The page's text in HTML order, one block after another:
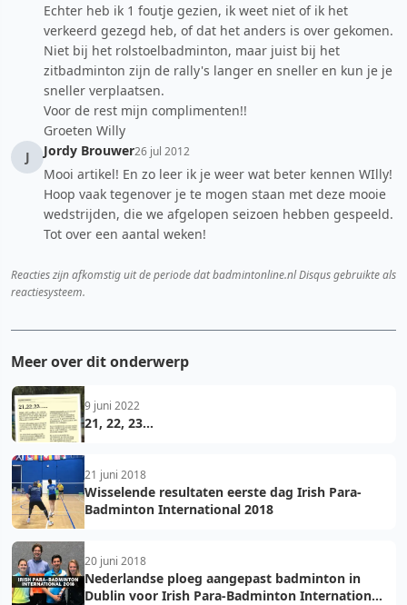
Echter heb ik 1 foutje gezien, ik weet niet of ik het
verkeerd gezegd heb, of dat het anders is over gekomen.
Niet bij het rolstoelbadminton, maar juist bij het
zitbadminton zijn de rally's langer en sneller en kun je je
sneller verplaatsen.
Voor de rest mijn complimenten!!
Groeten Willy
J
Jordy Brouwer26 jul 2012
Mooi artikel! En zo leer ik je weer wat beter kennen WIlly!
Hoop vaak tegenover je te mogen staan met deze mooie
wedstrijden, die we afgelopen seizoen hebben gespeeld.
Tot over een aantal weken!
Reacties zijn afkomstig uit de periode dat badmintonline.nl Disqus gebruikte als
reactiesysteem.
Meer over dit onderwerp
9 juni 2022
21, 22, 23...
21 juni 2018
Wisselende resultaten eerste dag Irish Para-
Badminton International 2018
20 juni 2018
Nederlandse ploeg aangepast badminton in
Dublin voor Irish Para-Badminton International